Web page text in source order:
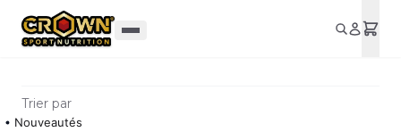
Aller au contenu principal
Trier par
Nouveautés